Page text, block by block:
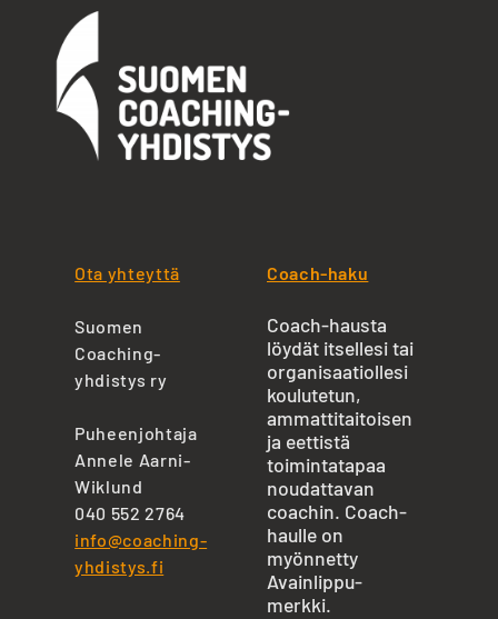
Ota yhteyttä
Suomen
Coaching-
yhdistys ry
Puheenjohtaja
Annele Aarni-
Wiklund
040 552 2764
info@coaching-
yhdistys.fi
Coach-haku
Coach-hausta
löydät itsellesi tai
organisaatiollesi
koulutetun,
ammattitaitoisen
ja eettistä
toimintatapaa
noudattavan
coachin. Coach-
haulle on
myönnetty
Avainlippu-
merkki.